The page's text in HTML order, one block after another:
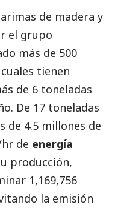
de madera y
el grupo
más de 500
tienen
de 6 toneladas
De 17 toneladas
de 4.5 millones de
de energía
producción,
1,169,756
la emisión